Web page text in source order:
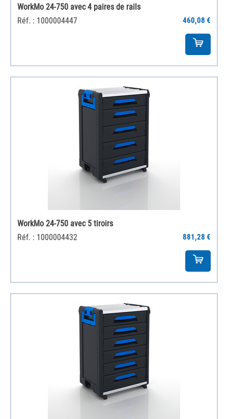
WorkMo 24-750 avec 4 paires de rails
Réf. : 1000004447
460,08 €
WorkMo 24-750 avec 5 tiroirs
Réf. : 1000004432
881,28 €